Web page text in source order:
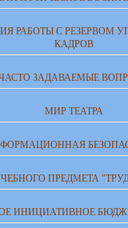
РАБОТЫ С РЕЗЕРВОМ
КАДРОВ
ЗАДАВАЕМЫЕ
МИР ТЕАТРА
ПРЕДМЕТА
ИНИЦИАТИВНОЕ